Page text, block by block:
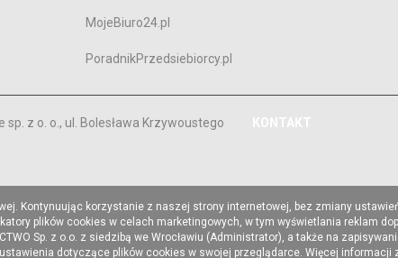
MojeBiuro24.pl
PoradnikPrzedsiebiorcy.pl
z o. o., ul. Bolesława Krzywoustego
KONTAKT
Kontynuując korzystanie z naszej strony internetowej, bez zmiany
plików cookies w celach marketingowych, w tym wyświetlania reklam
Sp. z o.o. z siedzibą we Wrocławiu (Administrator), a także na
dotyczące plików cookies w swojej przeglądarce. Więcej informacji